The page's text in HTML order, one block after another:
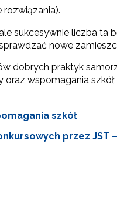
z Działania 2.14"
odległość"
sukcesywnie liczba ta
nowe
dobrych praktyk
wspomagania
szkół
przez JST